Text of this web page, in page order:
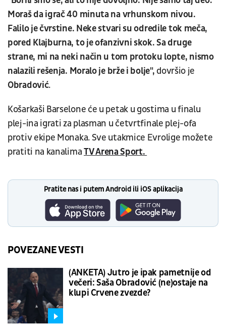
Moraš da igrač 40 minuta na vrhunskom nivou.
Falilo je čvrstine. Neke stvari su odredile tok meča,
pored Klajburna, to je ofanzivni skok. Sa druge
strane, mi na neki način u tom protoku lopte, nismo
nalazili rešenja. Moralo je brže i bolje", dovršio je
Obradović.
Košarkaši Barselone će u petak u gostima u finalu
plej-ina igrati za plasman u četvrtfinale plej-ofa
protiv ekipe Monaka. Sve utakmice Evrolige možete
pratiti na kanalimaTV Arena Sport.
Pratite nas i putem Android ili iOS aplikacija
POVEZANE VESTI
(ANKETA) Jutro je ipak pametnije od
večeri: Saša Obradović (ne)ostaje na
klupi Crvene zvezde?